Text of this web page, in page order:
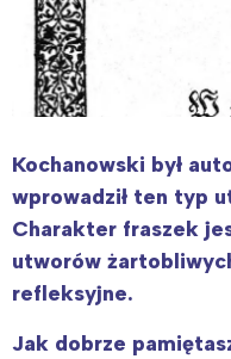
Kochanowski był
wprowadził ten typ
Charakter fraszek
utworów
refleksyjne.
Jak dobrze